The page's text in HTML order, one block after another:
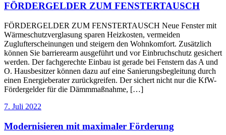
FÖRDERGELDER ZUM FENSTERTAUSCH
FÖRDERGELDER ZUM FENSTERTAUSCH Neue Fenster mit
Wärmeschutzverglasung sparen Heizkosten, vermeiden
Zuglufterscheinungen und steigern den Wohnkomfort. Zusätzlich
können Sie barrierearm ausgeführt und vor Einbruchschutz gesichert
werden. Der fachgerechte Einbau ist gerade bei Fenstern das A und
O. Hausbesitzer können dazu auf eine Sanierungsbegleitung durch
einen Energieberater zurückgreifen. Der sichert nicht nur die KfW-
Fördergelder für die Dämmmaßnahme, […]
7. Juli 2022
Modernisieren mit maximaler Förderung